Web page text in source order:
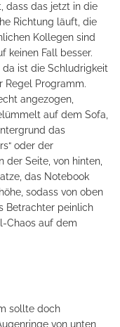
dass das jetzt in die
Richtung läuft, die
Kollegen sind
keinen Fall besser.
da ist die Schludrigkeit
Regel Programm.
angezogen,
auf dem Sofa,
das
oder der
der Seite, von hinten,
das Notebook
sodass von oben
Betrachter peinlich
Chaos auf dem
sollte doch
von unten